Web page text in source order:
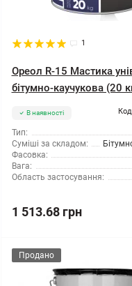
1
Ореол R-15 Мастика
бітумно-каучукова (20
В наявності
Тип:
Суміші за складом:
Фасовка:
Вага:
Область застосування:
1 513.68 грн
Продано